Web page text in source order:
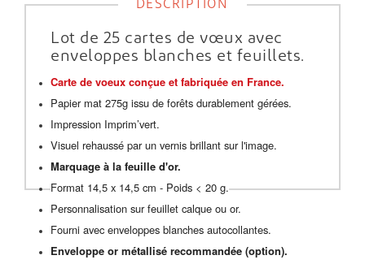
DESCRIPTION
Lot de 25 cartes de vœux avec
enveloppes blanches et feuillets.
Carte de voeux conçue et fabriquée en France.
Papier mat 275g issu de forêts durablement gérées.
Impression Imprim’vert.
Visuel rehaussé par un vernis brillant sur l'image.
Marquage à la feuille d'or.
Format 14,5 x 14,5 cm - Poids < 20 g.
Personnalisation sur feuillet calque ou or.
Fourni avec enveloppes blanches autocollantes.
Enveloppe or métallisé recommandée (option).